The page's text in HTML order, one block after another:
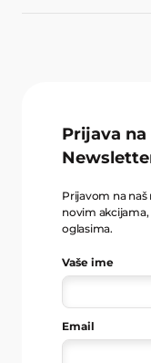
Prijava
Prijavom na
novim
oglasima.
Vaše ime
Email